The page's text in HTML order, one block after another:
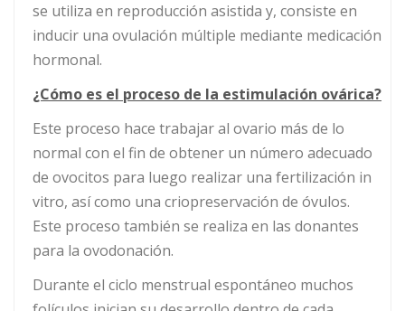
se utiliza en reproducción asistida y, consiste en
inducir una ovulación múltiple mediante medicación
hormonal.
¿Cómo es el proceso de la estimulación ovárica?
Este proceso hace trabajar al ovario más de lo
normal con el fin de obtener un número adecuado
de ovocitos para luego realizar una fertilización in
vitro, así como una criopreservación de óvulos.
Este proceso también se realiza en las donantes
para la ovodonación.
Durante el ciclo menstrual espontáneo muchos